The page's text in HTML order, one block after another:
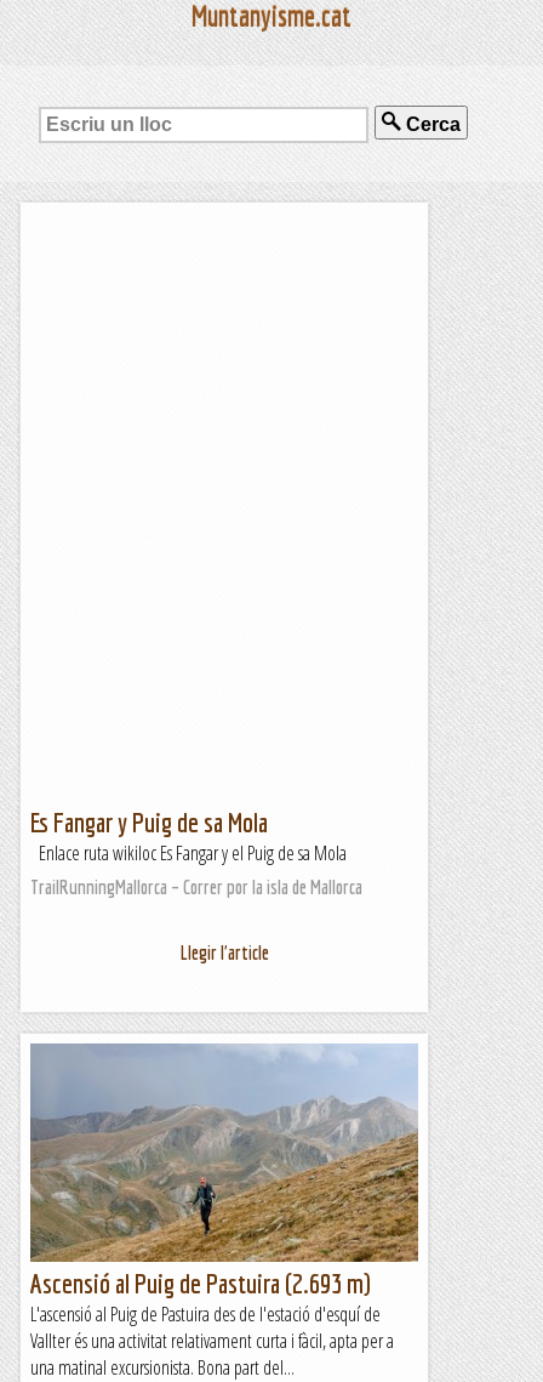
Muntanyisme.cat
Cerca
Es Fangar y Puig de sa Mola
Enlace ruta wikiloc Es Fangar y el Puig de sa Mola
TrailRunningMallorca – Correr por la isla de Mallorca
Llegir l'article
Ascensió al Puig de Pastuira (2.693 m)
L'ascensió al Puig de Pastuira des de l'estació d'esquí de
Vallter és una activitat relativament curta i fàcil, apta per a
una matinal excursionista. Bona part del...